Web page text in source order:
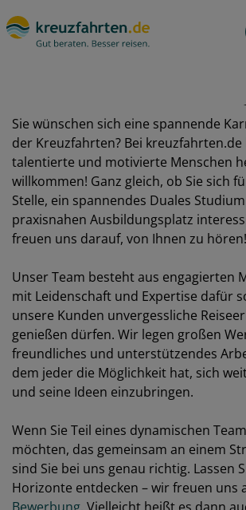
Sie wünschen sich eine spannende
der Kreuzfahrten? Bei
talentierte und motivierte Menschen
willkommen! Ganz gleich, ob Sie sich
Stelle, ein spannendes Duales
praxisnahen Ausbildungsplatz
freuen uns darauf, von Ihnen zu hören!
Unser Team besteht aus engagierten
mit Leidenschaft und Expertise dafür
unsere Kunden unvergessliche
genießen dürfen. Wir legen großen
freundliches und unterstützendes
dem jeder die Möglichkeit hat, sich
und seine Ideen einzubringen.
Wenn Sie Teil eines dynamischen
möchten, das gemeinsam an einem
sind Sie bei uns genau richtig. Lassen
Horizonte entdecken – wir freuen uns